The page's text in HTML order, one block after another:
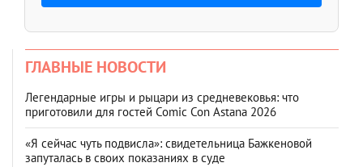
ГЛАВНЫЕ НОВОСТИ
Легендарные игры и рыцари из средневековья: что
приготовили для гостей Comic Con Astana 2026
«Я сейчас чуть подвисла»: свидетельница Бажкеновой
запуталась в своих показаниях в суде